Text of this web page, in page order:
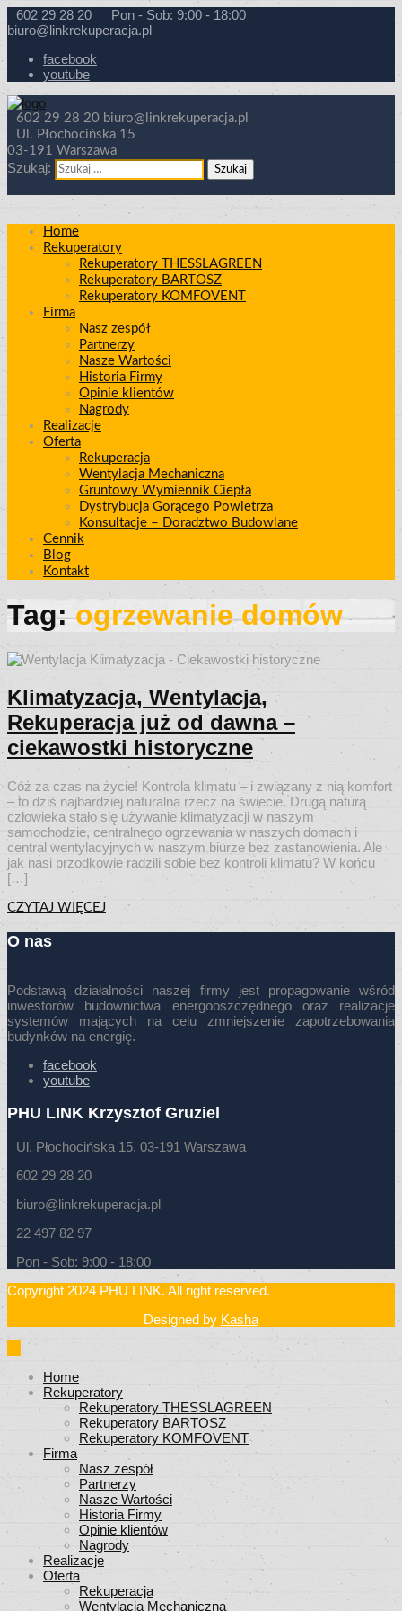
602 29 28 20
Pon - Sob: 9:00 - 18:00
biuro@linkrekuperacja.pl
facebook
youtube
602 29 28 20 biuro@linkrekuperacja.pl
Ul. Płochocińska 15
03-191 Warszawa
Szukaj:
Home
Rekuperatory
Rekuperatory THESSLAGREEN
Rekuperatory BARTOSZ
Rekuperatory KOMFOVENT
Firma
Nasz zespół
Partnerzy
Nasze Wartości
Historia Firmy
Opinie klientów
Nagrody
Realizacje
Oferta
Rekuperacja
Wentylacja Mechaniczna
Gruntowy Wymiennik Ciepła
Dystrybucja Gorącego Powietrza
Konsultacje – Doradztwo Budowlane
Cennik
Blog
Kontakt
Tag:ogrzewanie domów
Klimatyzacja, Wentylacja,
Rekuperacja już od dawna –
ciekawostki historyczne
Cóż za czas na życie! Kontrola klimatu – i związany z nią komfort
– to dziś najbardziej naturalna rzecz na świecie. Drugą naturą
człowieka stało się używanie klimatyzacji w naszym
samochodzie, centralnego ogrzewania w naszych domach i
central wentylacyjnych w naszym biurze bez zastanowienia. Ale
jak nasi przodkowie radzili sobie bez kontroli klimatu? W końcu
[…]
CZYTAJ WIĘCEJ
O nas
Podstawą działalności naszej firmy jest propagowanie wśród
inwestorów budownictwa energooszczędnego oraz realizacje
systemów mających na celu zmniejszenie zapotrzebowania
budynków na energię.
facebook
youtube
PHU LINK Krzysztof Gruziel
Ul. Płochocińska 15, 03-191 Warszawa
602 29 28 20
biuro@linkrekuperacja.pl
22 497 82 97
Pon - Sob: 9:00 - 18:00
Copyright 2024 PHU LINK. All right reserved.
Designed by Kasha
Home
Rekuperatory
Rekuperatory THESSLAGREEN
Rekuperatory BARTOSZ
Rekuperatory KOMFOVENT
Firma
Nasz zespół
Partnerzy
Nasze Wartości
Historia Firmy
Opinie klientów
Nagrody
Realizacje
Oferta
Rekuperacja
Wentylacja Mechaniczna